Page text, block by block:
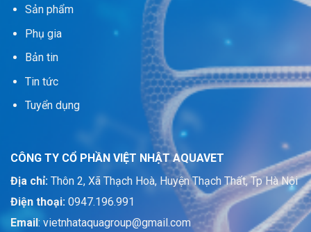
Sản phẩm
Phụ gia
Bản tin
Tin tức
Tuyển dụng
CÔNG TY CỔ PHẦN VIỆT NHẬT AQUAVET
Địa chỉ: Thôn 2, Xã Thạch Hoà, Huyện Thạch Thất, Tp Hà Nội
Điện thoại: 0947.196.991
Email : vietnhataquagroup@gmail.com